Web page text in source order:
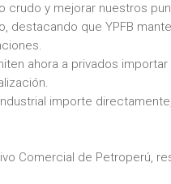
y mejorar nuestros
destacando que YPFB
ahora a privados
importe
Comercial de Petroperú,